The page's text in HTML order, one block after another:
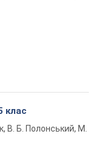
клас
В. Б. Полонський, М.